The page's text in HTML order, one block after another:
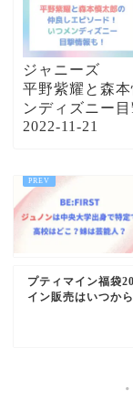
ジャニーズ
平野紫耀と森
ンディズニー
2022-11-21
プティマイン福袋
イン販売はいつか